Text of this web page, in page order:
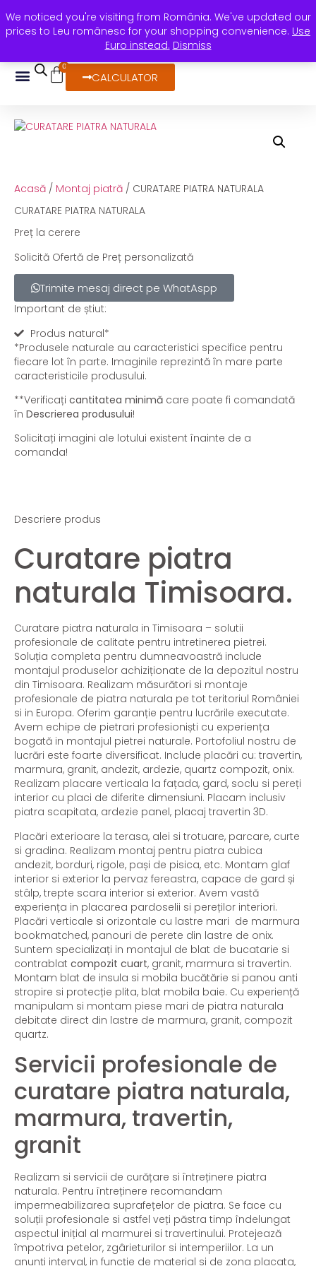
+40 736 388 206
horea@rocasdecor.ro
Calea Stan Vidrighin, nr. 24 Timișoara
0
CALCULATOR
Acasă / Montaj piatră / CURATARE PIATRA NATURALA
CURATARE PIATRA NATURALA
Preț la cerere
Solicită Ofertă de Preț personalizată
Trimite mesaj direct pe WhatAspp
Important de știut:
Produs natural*
*Produsele naturale au caracteristici specifice pentru
fiecare lot în parte. Imaginile reprezintă în mare parte
caracteristicile produsului.
**Verificați cantitatea minimă care poate fi comandată
în Descrierea produsului!
Solicitați imagini ale lotului existent înainte de a
comanda!
Descriere produs
Curatare piatra
naturala Timisoara.
Curatare piatra naturala in Timisoara – solutii
profesionale de calitate pentru intretinerea pietrei.
Soluția completa pentru dumneavoastră include
montajul produselor achiziționate de la depozitul nostru
din Timisoara. Realizam măsurători si montaje
profesionale de piatra naturala pe tot teritoriul României
si in Europa. Oferim garanție pentru lucrările executate.
Avem echipe de pietrari profesioniști cu experiența
bogată in montajul pietrei naturale. Portofoliul nostru de
lucrări este foarte diversificat. Include placări cu: travertin,
marmura, granit, andezit, ardezie, quartz compozit, onix.
Realizam placare verticala la fațada, gard, soclu si pereți
interior cu placi de diferite dimensiuni. Placam inclusiv
piatra scapitata, ardezie panel, placaj travertin 3D.
Placări exterioare la terasa, alei si trotuare, parcare, curte
si gradina. Realizam montaj pentru piatra cubica
andezit, borduri, rigole, pași de pisica, etc. Montam glaf
interior si exterior la pervaz fereastra, capace de gard și
stâlp, trepte scara interior si exterior. Avem vastă
experiența in placarea pardoselii si pereților interiori.
Placări verticale si orizontale cu lastre mari de marmura
bookmatched, panouri de perete din lastre de onix.
Suntem specializați in montajul de blat de bucatarie si
contrablat compozit cuart, granit, marmura si travertin.
Montam blat de insula si mobila bucătărie si panou anti
stropire si protecție plita, blat mobila baie. Cu experiență
manipulam si montam piese mari de piatra naturala
debitate direct din lastre de marmura, granit, compozit
quartz.
Servicii profesionale de
curatare piatra naturala,
marmura, travertin,
granit
Realizam si servicii de curățare si întreținere piatra
naturala. Pentru întreținere recomandam
impermeabilizarea suprafețelor de piatra. Se face cu
soluții profesionale si astfel veți păstra timp îndelungat
aspectul inițial al marmurei si travertinului. Protejează
împotriva petelor, zgârieturilor si intemperiilor. La un
anunți interval, in funcție de material si de zona placata,
We noticed you're visiting from România. We've updated our
prices to Leu românesc for your shopping convenience. Use
Euro instead. Dismiss